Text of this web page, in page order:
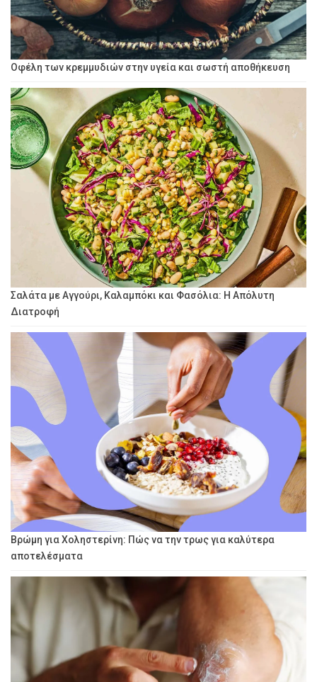
Οφέλη των κρεμμυδιών στην υγεία και σωστή αποθήκευση
Σαλάτα με Αγγούρι, Καλαμπόκι και Φασόλια: Η Απόλυτη
Διατροφή
Βρώμη για Χοληστερίνη: Πώς να την τρως για καλύτερα
αποτελέσματα